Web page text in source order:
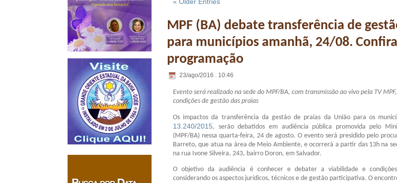
MPF (BA) debate transferência de
para municípios amanhã, 24/08.
programação
23/ago/2016 . 10:46
Evento será realizado na sede do MPF/BA, com transmissão ao vivo pela TV
condições de gestão das praias
Os impactos da transferência da gestão de praias da União para os
13.240/2015, serão debatidos em audiência pública promovida pelo
(MPF/BA) nessa quarta-feira, 24 de agosto. O evento será presidido pelo
Barreto, que atua na área de Meio Ambiente, e ocorrerá a partir das 13h na
na rua Ivone Silveira, 243, bairro Doron, em Salvador.
O objetivo da audiência é conhecer e debater a viabilidade e
considerando os aspectos jurídicos, técnicos e de gestão participativa. O